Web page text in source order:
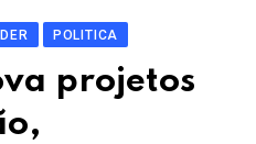
POLITICA
projetos